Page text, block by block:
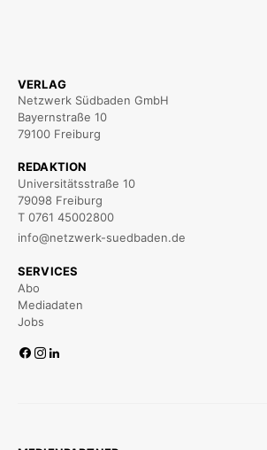
VERLAG
Netzwerk Südbaden GmbH
Bayernstraße 10
79100 Freiburg
REDAKTION
Universitätsstraße 10
79098 Freiburg
T 0761 45002800
info@netzwerk-suedbaden.de
SERVICES
Abo
Mediadaten
Jobs